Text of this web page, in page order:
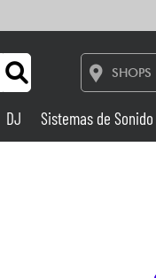
SHOPS
DJ Sistemas de Sonido